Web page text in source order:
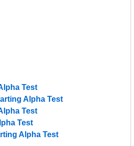
Test
Alpha Test
Test
Test
Alpha Test